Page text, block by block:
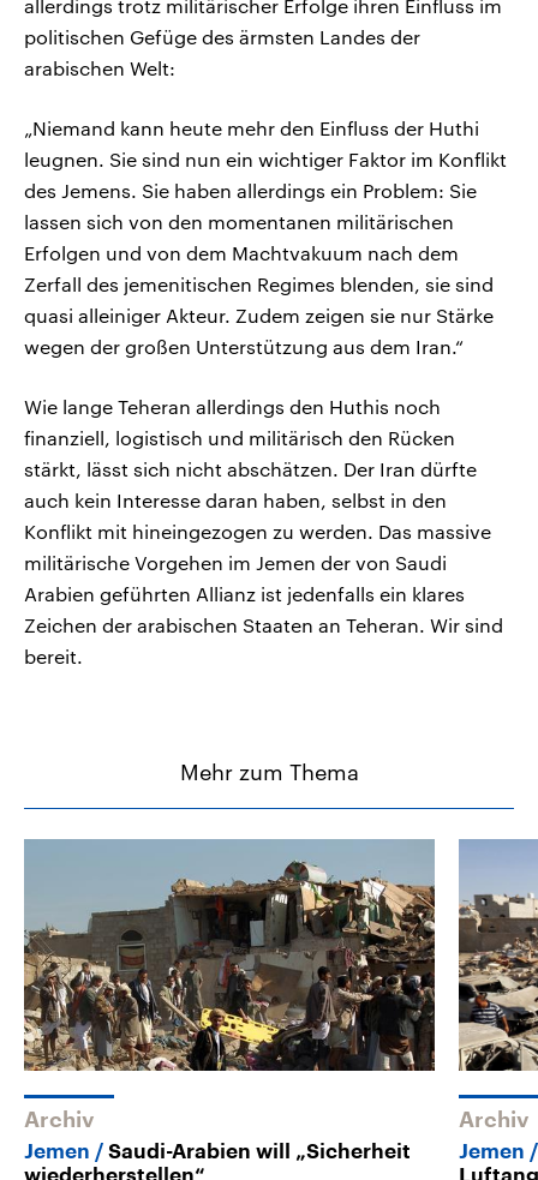
allerdings trotz militärischer Erfolge ihren Einfluss im
politischen Gefüge des ärmsten Landes der
arabischen Welt:
„Niemand kann heute mehr den Einfluss der Huthi
leugnen. Sie sind nun ein wichtiger Faktor im Konflikt
des Jemens. Sie haben allerdings ein Problem: Sie
lassen sich von den momentanen militärischen
Erfolgen und von dem Machtvakuum nach dem
Zerfall des jemenitischen Regimes blenden, sie sind
quasi alleiniger Akteur. Zudem zeigen sie nur Stärke
wegen der großen Unterstützung aus dem Iran.“
Wie lange Teheran allerdings den Huthis noch
finanziell, logistisch und militärisch den Rücken
stärkt, lässt sich nicht abschätzen. Der Iran dürfte
auch kein Interesse daran haben, selbst in den
Konflikt mit hineingezogen zu werden. Das massive
militärische Vorgehen im Jemen der von Saudi
Arabien geführten Allianz ist jedenfalls ein klares
Zeichen der arabischen Staaten an Teheran. Wir sind
bereit.
Mehr zum Thema
Archiv
Jemen
Saudi-Arabien will „Sicherheit
Archiv
Jemen